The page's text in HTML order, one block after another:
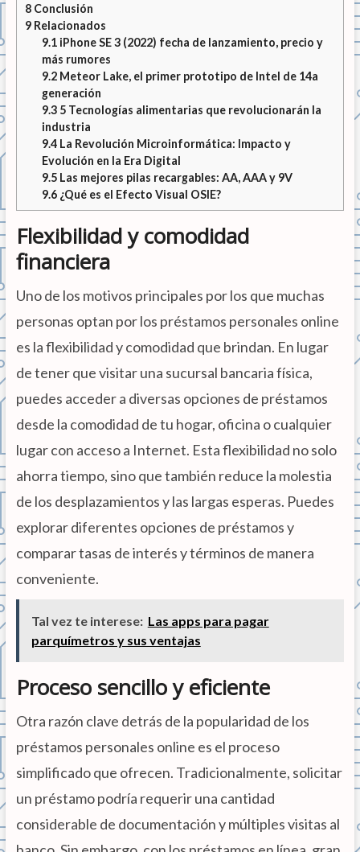
8Conclusión
9Relacionados
9.1 iPhone SE 3 (2022) fecha de lanzamiento, precio y
más rumores
9.2 Meteor Lake, el primer prototipo de Intel de 14a
generación
9.3 5 Tecnologías alimentarias que revolucionarán la
industria
9.4 La Revolución Microinformática: Impacto y
Evolución en la Era Digital
9.5 Las mejores pilas recargables: AA, AAA y 9V
9.6 ¿Qué es el Efecto Visual OSIE?
Flexibilidad y comodidad
financiera
Uno de los motivos principales por los que muchas
personas optan por los préstamos personales online
es la flexibilidad y comodidad que brindan. En lugar
de tener que visitar una sucursal bancaria física,
puedes acceder a diversas opciones de préstamos
desde la comodidad de tu hogar, oficina o cualquier
lugar con acceso a Internet. Esta flexibilidad no solo
ahorra tiempo, sino que también reduce la molestia
de los desplazamientos y las largas esperas. Puedes
explorar diferentes opciones de préstamos y
comparar tasas de interés y términos de manera
conveniente.
Tal vez te interese: Las apps para pagar
parquímetros y sus ventajas
Proceso sencillo y eficiente
Otra razón clave detrás de la popularidad de los
préstamos personales online es el proceso
simplificado que ofrecen. Tradicionalmente, solicitar
un préstamo podría requerir una cantidad
considerable de documentación y múltiples visitas al